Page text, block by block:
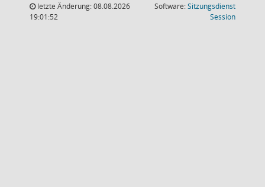
letzte Änderung: 08.08.2026
19:01:52
Software:Sitzungsdienst
Session(Wird in